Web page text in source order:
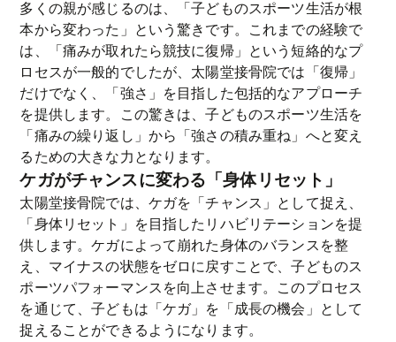
多くの親が感じるのは、「子どものスポーツ生活が根
本から変わった」という驚きです。これまでの経験で
は、「痛みが取れたら競技に復帰」という短絡的なプ
ロセスが一般的でしたが、太陽堂接骨院では「復帰」
だけでなく、「強さ」を目指した包括的なアプローチ
を提供します。この驚きは、子どものスポーツ生活を
「痛みの繰り返し」から「強さの積み重ね」へと変え
るための大きな力となります。
ケガがチャンスに変わる「身体リセット」
太陽堂接骨院では、ケガを「チャンス」として捉え、
「身体リセット」を目指したリハビリテーションを提
供します。ケガによって崩れた身体のバランスを整
え、マイナスの状態をゼロに戻すことで、子どものス
ポーツパフォーマンスを向上させます。このプロセス
を通じて、子どもは「ケガ」を「成長の機会」として
捉えることができるようになります。